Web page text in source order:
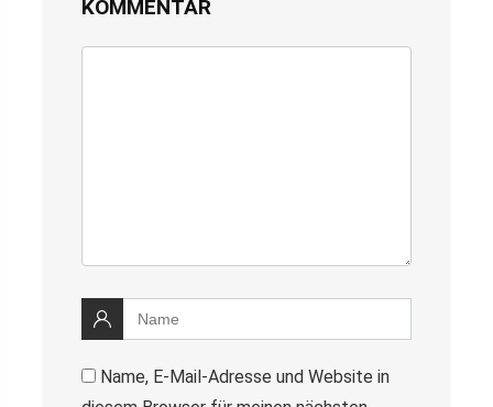
KOMMENTAR
Name, E-Mail-Adresse und Website in